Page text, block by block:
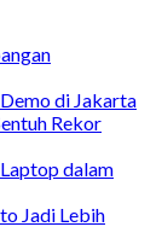
di Jakarta
Rekor
dalam
Jadi Lebih